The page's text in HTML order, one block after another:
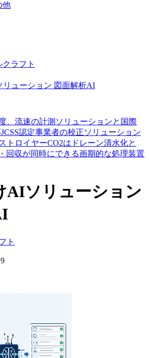
他
ラフト
リューション 図面解析AI
、流速の計測ソリューションと国際
認定事業者の校正ソリューション
トロイヤーCO2はドレーン清水化と
回収が同時にできる画期的な処理装置
AIソリューション
ト